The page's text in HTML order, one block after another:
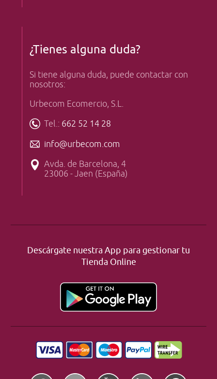
¿Tienes alguna duda?
Si tiene alguna duda, puede contactar con
nosotros:
Urbecom Ecomercio, S.L.
Tel.: 662 52 14 28
info@urbecom.com
Avda. de Barcelona, 4
23006 - Jaen (España)
Descárgate nuestra App para gestionar tu
Tienda Online